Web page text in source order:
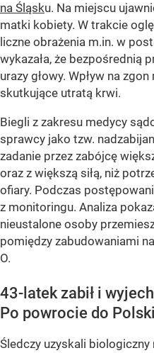
na Śląsku. Na miejscu
matki kobiety. W trakcie
liczne obrażenia m.in. w
wykazała, że bezpośrednią
urazy głowy. Wpływ na
skutkujące utratą krwi.
Biegli z zakresu medycy
sprawcy jako tzw.
zadanie przez zabójcę
oraz z większą siłą, niż
ofiary. Podczas
z monitoringu. Analiza
nieustalone osoby
pomiędzy zabudowaniami
O.
43-latek zabił i
Po powrocie do
Śledczy uzyskali